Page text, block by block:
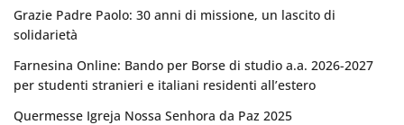
Grazie Padre Paolo: 30 anni di missione, un lascito di
solidarietà
Farnesina Online: Bando per Borse di studio a.a. 2026-2027
per studenti stranieri e italiani residenti all’estero
Quermesse Igreja Nossa Senhora da Paz 2025